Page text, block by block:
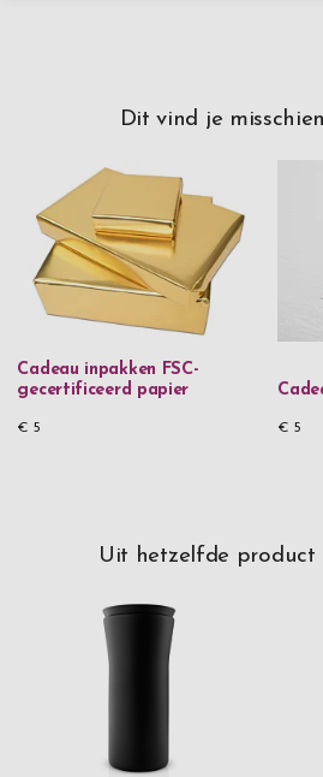
Dit vind je
Cadeau inpakken FSC-
gecertificeerd papier
€ 5 € 5
Uit hetzelfde product